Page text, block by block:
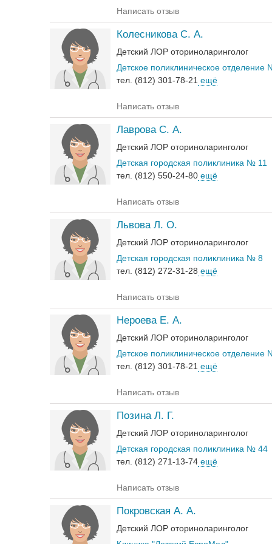
Написать отзыв
Колесникова С. А.
Детский ЛОР оториноларинголог
Детское поликлиническое отделение
тел. (812) 301-78-21 ещё
Написать отзыв
Лаврова С. А.
Детский ЛОР оториноларинголог
Детская городская поликлиника № 11
тел. (812) 550-24-80 ещё
Написать отзыв
Львова Л. О.
Детский ЛОР оториноларинголог
Детская городская поликлиника № 8
тел. (812) 272-31-28 ещё
Написать отзыв
Нероева Е. А.
Детский ЛОР оториноларинголог
Детское поликлиническое отделение
тел. (812) 301-78-21 ещё
Написать отзыв
Позина Л. Г.
Детский ЛОР оториноларинголог
Детская городская поликлиника № 44
тел. (812) 271-13-74 ещё
Написать отзыв
Покровская А. А.
Детский ЛОР оториноларинголог